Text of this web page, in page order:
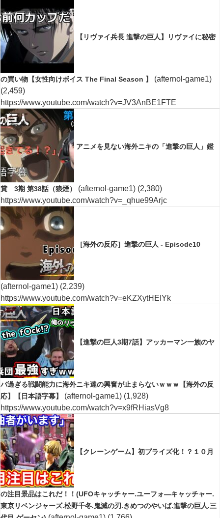
【リヴァイ兵長 進撃の巨人】リヴァイに秘密
の買い物【女性向けボイス The Final Season 】
(afternol-game1)
(2,459)
https://www.youtube.com/watch?v=JV3AnBE1FTE
アニメを見ない海外ニキの「進撃の巨人」鑑
賞 3期 第38話（狼煙） (afternol-game1) (2,380)
https://www.youtube.com/watch?v=_qhue99Arjc
［海外の反応］進撃の巨人 - Episode10
(afternol-game1) (2,239)
https://www.youtube.com/watch?v=eKZXytHEIYk
【進撃の巨人3期7話】アッカーマン一族のヤ
バ過ぎる戦闘能力に海外ニキ達の興奮が止まらないｗｗｗ【海外の反
応】【日本語字幕】
(afternol-game1) (1,928)
https://www.youtube.com/watch?v=x9fRHiasVg8
【クレーンゲーム】初プライズ化！？１０月
の注目景品はこれだ！！(UFOキャッチャー.ユーフォ―キャッチャー.
東京リベンジャーズ.松野千冬.鬼滅の刃.きめつのやいば.進撃の巨人.三